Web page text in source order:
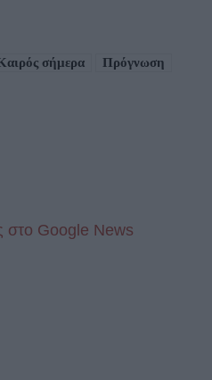
σήμερα Πρόγνωση
στo Google News